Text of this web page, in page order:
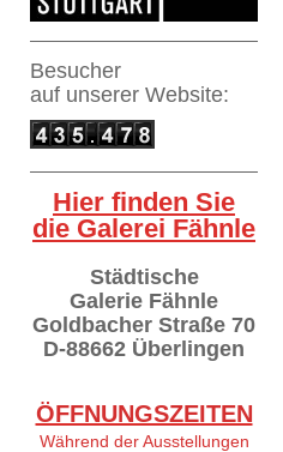
Besucher
auf unserer Website:
Hier finden Sie
die Galerei Fähnle
Städtische
Galerie Fähnle
Goldbacher Straße 70
D-88662 Überlingen
ÖFFNUNGSZEITEN
Während der Ausstellungen